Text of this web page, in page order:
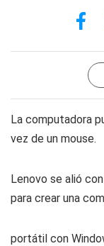
La computadora
vez de un mouse.
Lenovo se alió
para crear una
portátil con